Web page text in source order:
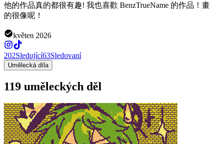
他的作品真的都很有趣! 我也喜歡 BenzTrueName 的作品！畫
的很像呢！
květen 2026
202Sledující63Sledovaní
Umělecká díla
119 uměleckých děl